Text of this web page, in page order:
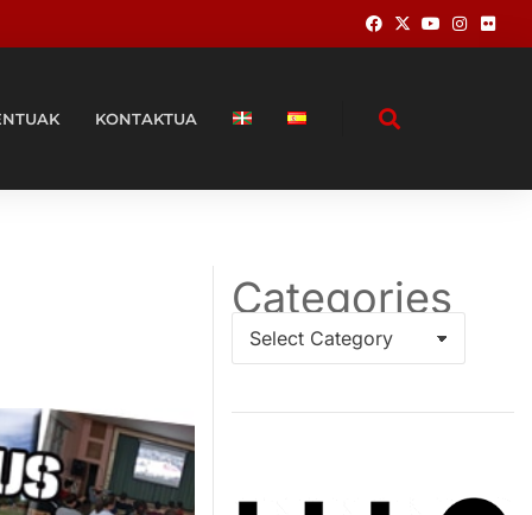
KONTAKTUA
Categories